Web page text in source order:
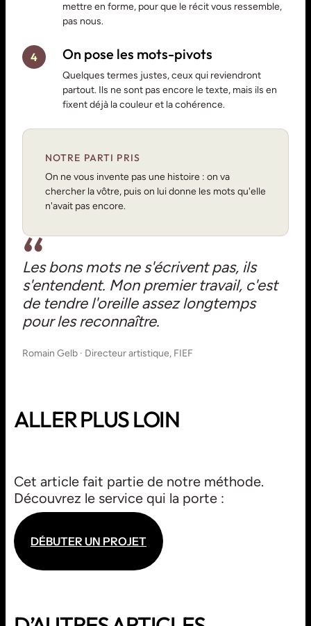
mettre en forme, pour que le récit vous ressemble,
pas nous.
4 On pose les mots-pivots
Quelques termes justes, ceux qui reviendront
partout. Ils ne sont pas encore le texte, mais ils en
fixent déjà la couleur et la cohérence.
NOTRE PARTI PRIS
On ne vous invente pas une histoire : on va
chercher la vôtre, puis on lui donne les mots qu'elle
n'avait pas encore.
Les bons mots ne s'écrivent pas, ils
s'entendent. Mon premier travail, c'est
de tendre l'oreille assez longtemps
pour les reconnaître.
Romain Gelb · Directeur artistique, FIEF
ALLER PLUS LOIN
STORYTELLING / ACCOMPAGNEMENT
Cet article fait partie de notre méthode.
Découvrez le service qui la porte :
DÉBUTER UN PROJET